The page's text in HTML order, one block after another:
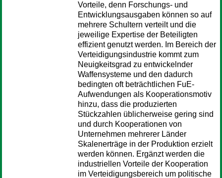
Vorteile, denn Forschungs- und
Entwicklungsausgaben können so auf
mehrere Schultern verteilt und die
jeweilige Expertise der Beteiligten
effizient genutzt werden. Im Bereich der
Verteidigungsindustrie kommt zum
Neuigkeitsgrad zu entwickelnder
Waffensysteme und den dadurch
bedingten oft beträchtlichen FuE-
Aufwendungen als Kooperationsmotiv
hinzu, dass die produzierten
Stückzahlen üblicherweise gering sind
und durch Kooperationen von
Unternehmen mehrerer Länder
Skalenerträge in der Produktion erzielt
werden können. Ergänzt werden die
industriellen Vorteile der Kooperation
im Verteidigungsbereich um politische